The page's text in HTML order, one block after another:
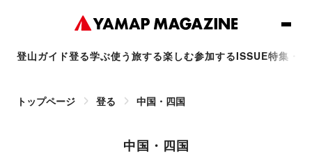
登山ガイド登る学ぶ使う 旅する楽しむ参加するISSUE特集・
トップページ 登る 中国・四国
中国・四国